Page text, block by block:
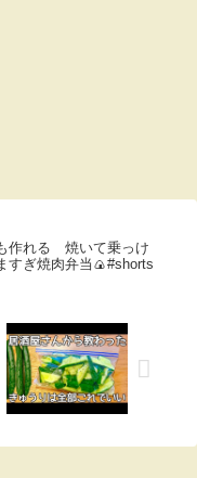
作れる 焼いて乗っけ
すぎ焼肉弁当🍙#shorts